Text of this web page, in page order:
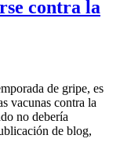
contra la
de gripe, es
vacunas contra la
no debería
de blog,